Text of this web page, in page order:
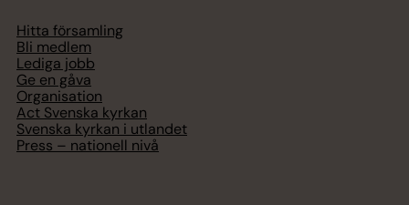
Hitta församling
Bli medlem
Lediga jobb
Ge en gåva
Organisation
Act Svenska kyrkan
Svenska kyrkan i utlandet
Press – nationell nivå